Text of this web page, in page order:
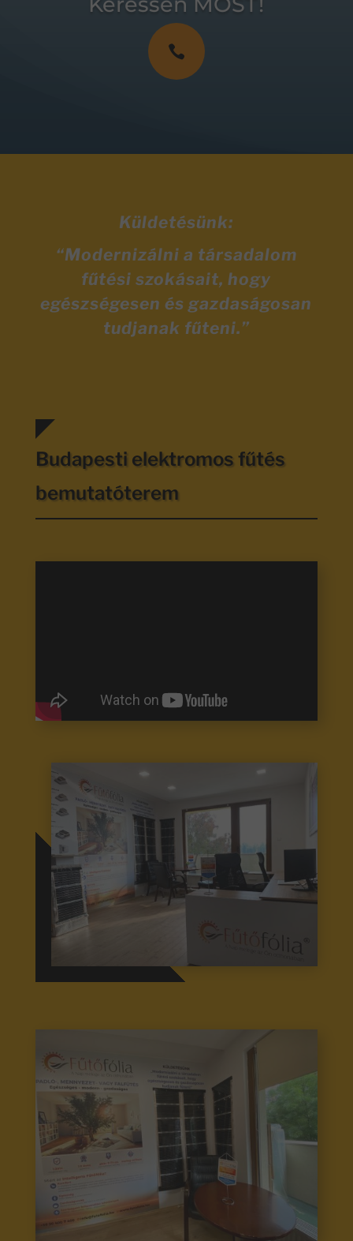

Küldetésünk:
“Modernizálni a társadalom
fűtési szokásait, hogy
egészségesen és gazdaságosan
tudjanak fűteni.”
Budapesti elektromos fűtés
bemutatóterem